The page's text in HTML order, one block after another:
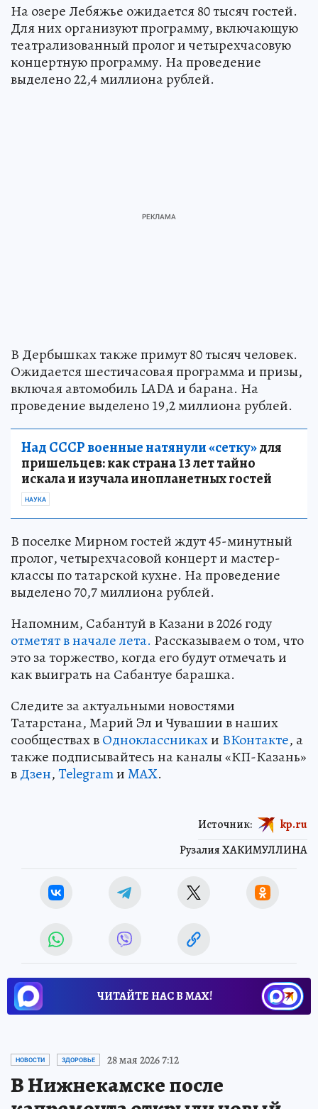
На озере Лебяжье ожидается 80 тысяч гостей.
Для них организуют программу, включающую
театрализованный пролог и четырехчасовую
концертную программу. На проведение
выделено 22,4 миллиона рублей.
В Дербышках также примут 80 тысяч человек.
Ожидается шестичасовая программа и призы,
включая автомобиль LADA и барана. На
проведение выделено 19,2 миллиона рублей.
Над СССР военные натянули «сетку»для
пришельцев: как страна 13 лет тайно
искала и изучала инопланетных гостей
НАУКА
В поселке Мирном гостей ждут 45-минутный
пролог, четырехчасовой концерт и мастер-
классы по татарской кухне. На проведение
выделено 70,7 миллиона рублей.
Напомним, Сабантуй в Казани в 2026 году
отметят в начале лета. Рассказываем о том, что
это за торжество, когда его будут отмечать и
как выиграть на Сабантуе барашка.
Следите за актуальными новостями
Татарстана, Марий Эл и Чувашии в наших
сообществах вОдноклассникахи ВКонтакте, а
также подписывайтесь на каналы «КП-Казань»
вДзен,TelegramиMAX.
Рузалия ХАКИМУЛЛИНА
Источник: kp.ru
ЧИТАЙТЕ НАС В МАХ!
НОВОСТИ ЗДОРОВЬЕ 28 мая 2026 7:12
В Нижнекамске после